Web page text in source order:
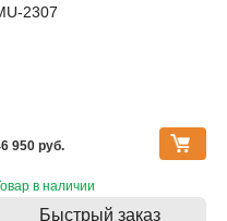
2307
950 pуб.
в наличии
Быстрый заказ